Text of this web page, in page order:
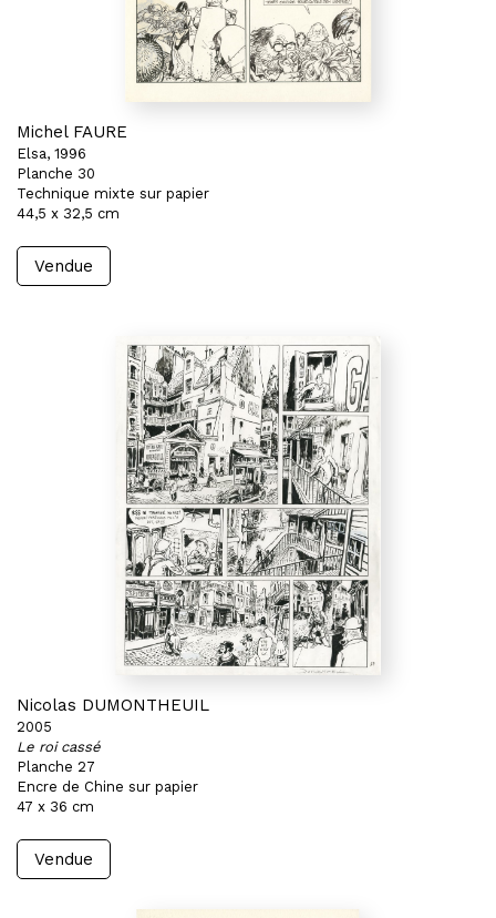
Michel FAURE
Elsa, 1996
Planche 30
Technique mixte sur papier
44,5 x 32,5 cm
Vendue
Nicolas DUMONTHEUIL
2005
Le roi cassé
Planche 27
Encre de Chine sur papier
47 x 36 cm
Vendue